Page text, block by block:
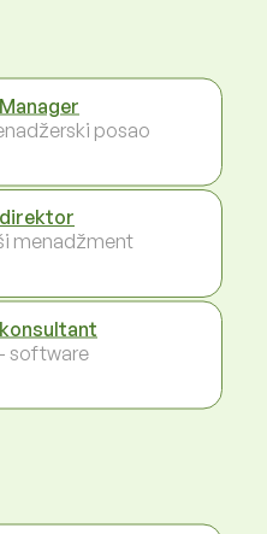
posao
menadžment
software